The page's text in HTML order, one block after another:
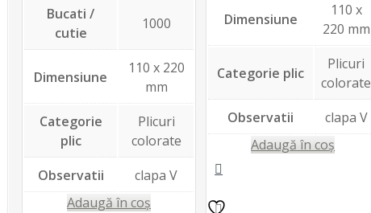
Bucati /
cutie
1000
Dimensiune
110 x 220
mm
Categorie
plic
Plicuri
colorate
Observatii
clapa V
Adaugă în coș
Dimensiune
110 x
220 mm
Categorie plic
Plicuri
colorate
Observatii
clapa V
Adaugă în coș